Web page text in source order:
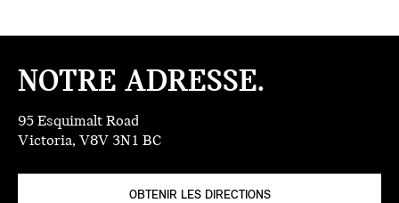
NOTRE ADRESSE.
95 Esquimalt Road
Victoria, V8V 3N1 BC
OBTENIR LES DIRECTIONS